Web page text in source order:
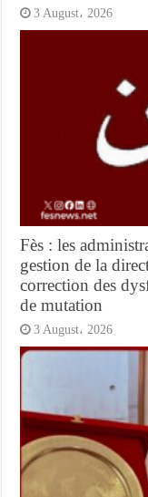
3 August، 2026
Fès : les
gestion de la
correction des
de mutation
3 August، 2026